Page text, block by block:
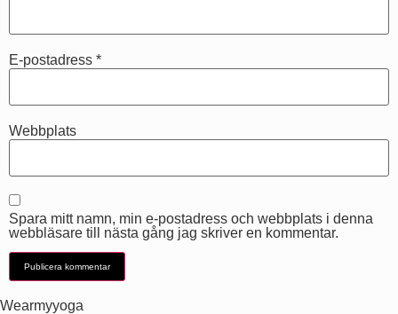
E-postadress *
Webbplats
Spara mitt namn, min e-postadress och webbplats i denna
webbläsare till nästa gång jag skriver en kommentar.
Wearmyyoga